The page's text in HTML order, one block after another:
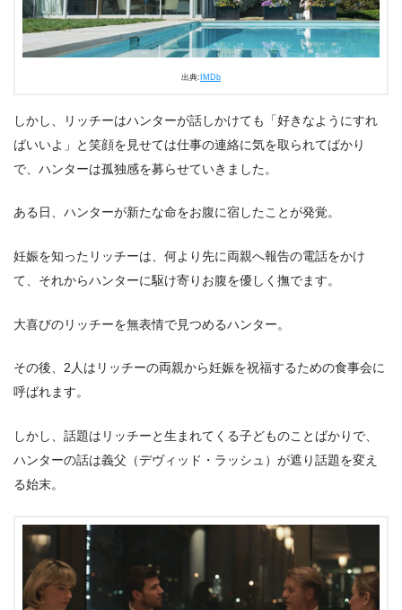
出典: IMDb
しかし、リッチーはハンターが話しかけても「好きなようにすれ
ばいいよ」と笑顔を見せては仕事の連絡に気を取られてばかり
で、ハンターは孤独感を募らせていきました。
ある日、ハンターが新たな命をお腹に宿したことが発覚。
妊娠を知ったリッチーは、何より先に両親へ報告の電話をかけ
て、それからハンターに駆け寄りお腹を優しく撫でます。
大喜びのリッチーを無表情で見つめるハンター。
その後、2人はリッチーの両親から妊娠を祝福するための食事会に
呼ばれます。
しかし、話題はリッチーと生まれてくる子どものことばかりで、
ハンターの話は義父（デヴィッド・ラッシュ）が遮り話題を変え
る始末。